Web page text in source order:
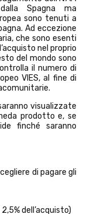
Spagna ma
sono tenuti a
Ad eccezione
che sono esenti
nel proprio
del mondo sono
il numero di
VIES, al fine di
visualizzate
prodotto e, se
finché saranno
di pagare gli
dell’acquisto)